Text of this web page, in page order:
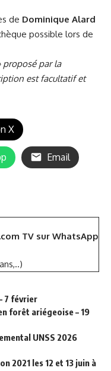
de Dominique Alard
possible lors de
proposé par la
est facultatif et
X
Email
TV sur WhatsApp
7 février
forêt ariégeoise – 19
UNSS 2026
2021 les 12 et 13 juin à